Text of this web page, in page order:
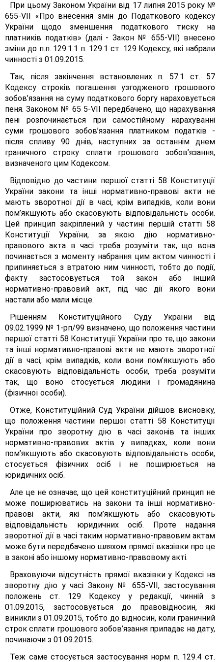
При цьому Законом України від 17 липня 2015 року №
655-VІІ «Про внесення змін до Податкового кодексу
України щодо зменшення податкового тиску на
платників податків» (далі - Закон № 655-VІІ) внесено
зміни до п.п. 129.1.1 п. 129.1 ст. 129 Кодексу, які набрали
чинності з 01.09.2015.
Так, після закінчення встановлених п. 57.1 ст. 57
Кодексу строків погашення узгодженого грошового
зобов’язання на суму податкового боргу нараховується
пеня. Законом № 65 5-VII передбачено, що нарахування
пені розпочинається при самостійному нарахуванні
суми грошового зобов’язання платником податків -
після спливу 90 днів, наступних за останнім днем
граничного строку сплати грошового зобов’язання,
визначеного цим Кодексом.
Відповідно до частини першої статті 58 Конституції
України закони та інші нормативно-правові акти не
мають зворотної дії в часі, крім випадків, коли вони
пом’якшують або скасовують відповідальність особи.
Цей принцип закріплений у частині першій статті 58
Конституції України, за якою дію нормативно-
правового акта в часі треба розуміти так, що вона
починається з моменту набрання цим актом чинності і
припиняється з втратою ним чинності, тобто до події,
факту застосовується той закон або інший
нормативно-правовий акт, під час дії якого вони
настали або мали місце.
Рішенням Конституційного Суду України від
09.02.1999 № 1-рп/99 визначено, що положення частини
першої статті 58 Конституції України про те, що закони
та інші нормативно-правові акти не мають зворотної
дії в часі, крім випадків, коли вони пом’якшують або
скасовують відповідальність особи, треба розуміти
так, що воно стосується людини і громадянина
(фізичної особи).
Отже, Конституційний Суд України дійшов висновку,
що положення частини першої статті 58 Конституції
України про зворотну дію в часі законів та інших
нормативно-правових актів у випадках, коли вони
пом’якшують або скасовують відповідальність особи,
стосується фізичних осіб і не поширюється на
юридичних осіб.
Але це не означає, що цей конституційний принцип не
може поширюватись на закони та інші нормативно-
правові акти, які пом’якшують або скасовують
відповідальність юридичних осіб. Проте надання
зворотної дії в часі таким нормативно-правовим актам
може бути передбачено шляхом прямої вказівки про це
в законі або іншому нормативно-правовому акті.
Враховуючи відсутність прямої вказівки у Кодексі на
зворотну дію у часі Закону № 655-VII, застосування
положень ст. 129 Кодексу у редакції, чинній з
01.09.2015, застосовується до правовідносин, які
виникли з 01.09.2015, тобто до відносин, коли граничний
строк сплати грошового зобов’язання припадає на дату,
починаючи з 01.09.2015.
Теж саме стосується застосування норм п. 129.4 ст.